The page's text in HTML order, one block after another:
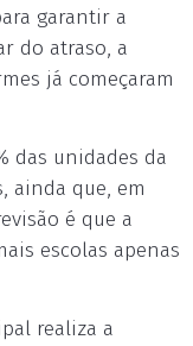
garantir a
do atraso, a
já começaram
das unidades da
ainda que, em
é que a
escolas apenas
realiza a